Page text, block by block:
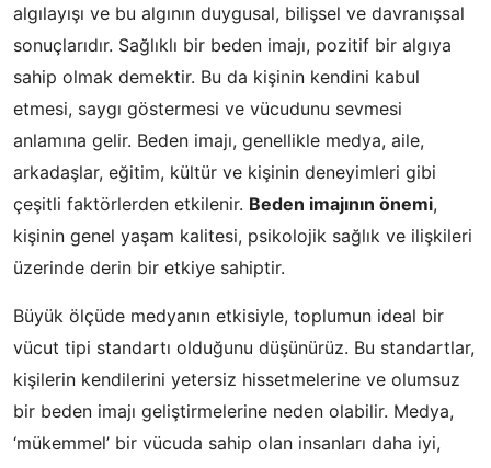
algılayışı ve bu algının duygusal, bilişsel ve davranışsal
sonuçlarıdır. Sağlıklı bir beden imajı, pozitif bir algıya
sahip olmak demektir. Bu da kişinin kendini kabul
etmesi, saygı göstermesi ve vücudunu sevmesi
anlamına gelir. Beden imajı, genellikle medya, aile,
arkadaşlar, eğitim, kültür ve kişinin deneyimleri gibi
çeşitli faktörlerden etkilenir. Beden imajının önemi,
kişinin genel yaşam kalitesi, psikolojik sağlık ve ilişkileri
üzerinde derin bir etkiye sahiptir.
Büyük ölçüde medyanın etkisiyle, toplumun ideal bir
vücut tipi standartı olduğunu düşünürüz. Bu standartlar,
kişilerin kendilerini yetersiz hissetmelerine ve olumsuz
bir beden imajı geliştirmelerine neden olabilir. Medya,
‘mükemmel’ bir vücuda sahip olan insanları daha iyi,